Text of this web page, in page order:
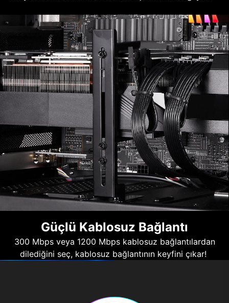
Güçlü Kablosuz Bağlantı
300 Mbps veya 1200 Mbps kablosuz bağlantılardan
dilediğini seç, kablosuz bağlantının keyfini çıkar!